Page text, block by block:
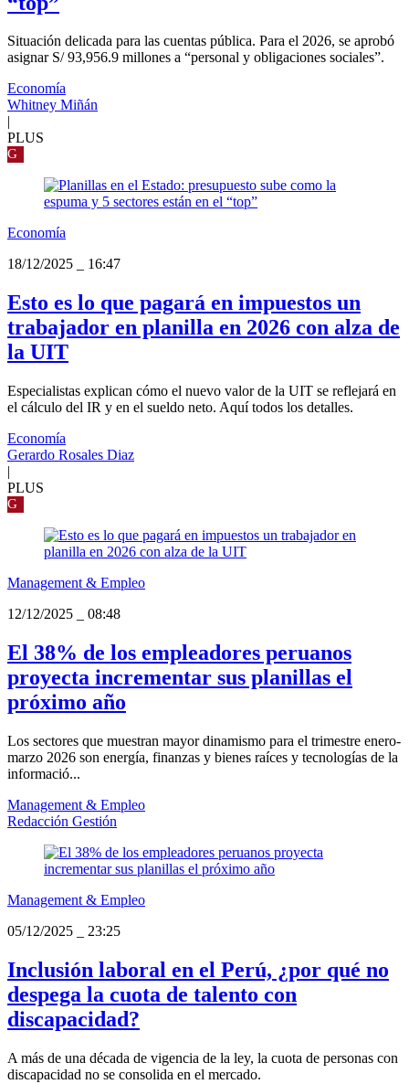
Situación delicada para las cuentas pública. Para el 2026, se aprobó
asignar S/ 93,956.9 millones a “personal y obligaciones sociales”.
Economía
Whitney Miñán
PLUS
G
Economía
18/12/2025
16:47
Esto es lo que pagará en impuestos un
trabajador en planilla en 2026 con alza de
la UIT
Especialistas explican cómo el nuevo valor de la UIT se reflejará en
el cálculo del IR y en el sueldo neto. Aquí todos los detalles.
Economía
Gerardo Rosales Diaz
|
PLUS
G
Management & Empleo
12/12/2025
08:48
El 38% de los empleadores peruanos
proyecta incrementar sus planillas el
próximo año
Los sectores que muestran mayor dinamismo para el trimestre enero-
marzo 2026 son energía, finanzas y bienes raíces y tecnologías de la
informació...
Management & Empleo
Redacción Gestión
Management & Empleo
05/12/2025
23:25
Inclusión laboral en el Perú, ¿por qué no
despega la cuota de talento con
discapacidad?
A más de una década de vigencia de la ley, la cuota de personas con
discapacidad no se consolida en el mercado.